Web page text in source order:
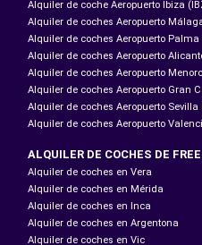
Alquiler de coche Aeropuerto Ibiza
Alquiler de coches Aeropuerto
Alquiler de coches Aeropuerto
Alquiler de coches Aeropuerto
Alquiler de coches Aeropuerto
Alquiler de coches Aeropuerto Gran
Alquiler de coches Aeropuerto Sevilla
Alquiler de coches Aeropuerto
ALQUILER DE COCHES DE
Alquiler de coches en Vera
Alquiler de coches en Mérida
Alquiler de coches en Inca
Alquiler de coches en Argentona
Alquiler de coches en Vic